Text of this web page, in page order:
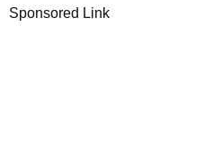
Sponsored Link